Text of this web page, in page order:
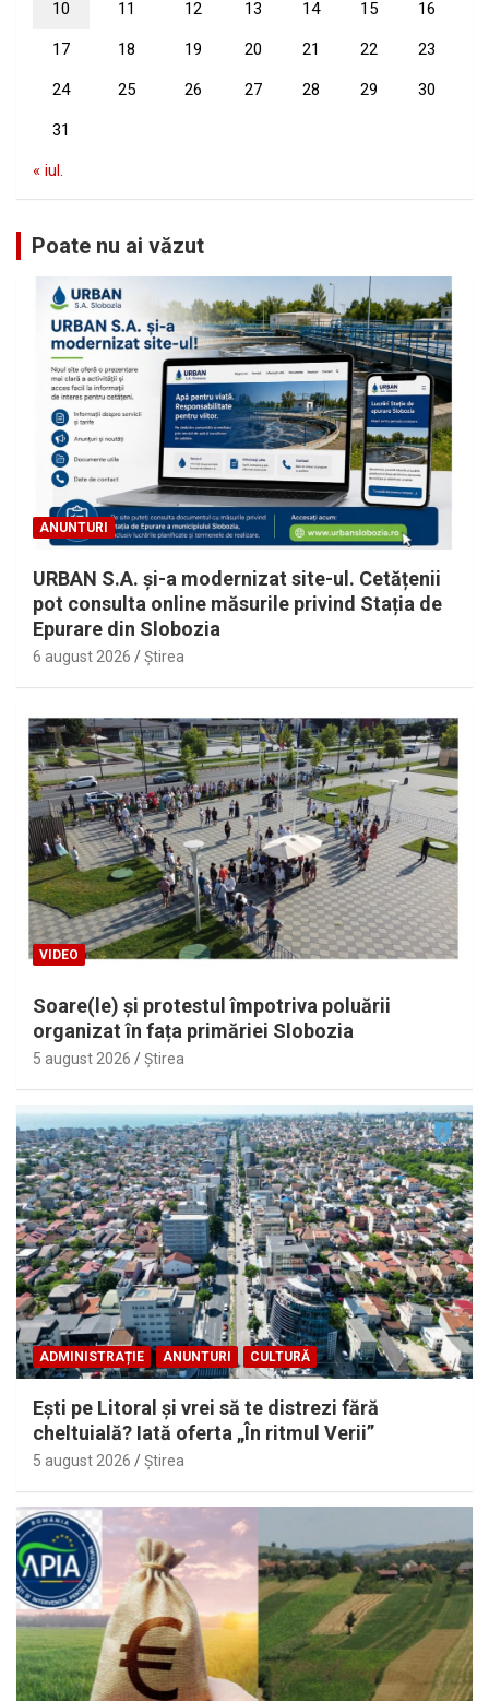
10 11 12 13 14 15 16
17 18 19 20 21 22 23
24 25 26 27 28 29 30
31
« iul.
Poate nu ai văzut
ANUNTURI
URBAN S.A. și-a modernizat site-ul. Cetățenii
pot consulta online măsurile privind Stația de
Epurare din Slobozia
6 august 2026 Ştirea
VIDEO
Soare(le) și protestul împotriva poluării
organizat în fața primăriei Slobozia
5 august 2026 Ştirea
ADMINISTRAȚIE ANUNTURI CULTURĂ
Eşti pe Litoral şi vrei să te distrezi fără
cheltuială? Iată oferta „În ritmul Verii”
5 august 2026 Ştirea